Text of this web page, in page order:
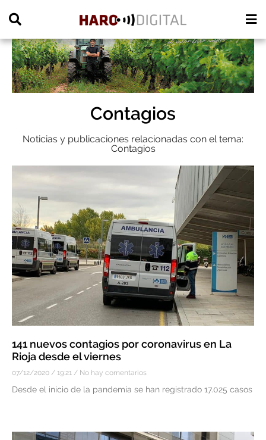
Contagios
Noticias y publicaciones relacionadas con el tema:
Contagios
141 nuevos contagios por coronavirus en La
Rioja desde el viernes
07/12/2020 19:21 No hay comentarios
Desde el inicio de la pandemia se han registrado 17.025 casos